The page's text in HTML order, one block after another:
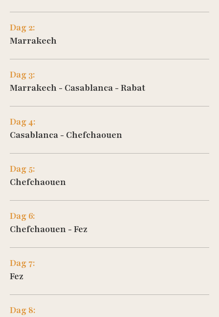
Dag 2:
Marrakech
Dag 3:
Marrakech - Casablanca - Rabat
Dag 4:
Casablanca - Chefchaouen
Dag 5:
Chefchaouen
Dag 6:
Chefchaouen - Fez
Dag 7:
Fez
Dag 8: